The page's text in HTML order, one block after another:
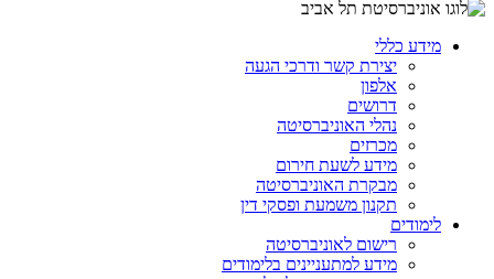
מידע כללי
יצירת קשר ודרכי הגעה
אלפון
דרושים
נהלי האוניברסיטה
מכרזים
מידע לשעת חירום
מבקרת האוניברסיטה
תקנון משמעת ופסקי דין
לימודים
רישום לאוניברסיטה
מידע למתעניינים בלימודים